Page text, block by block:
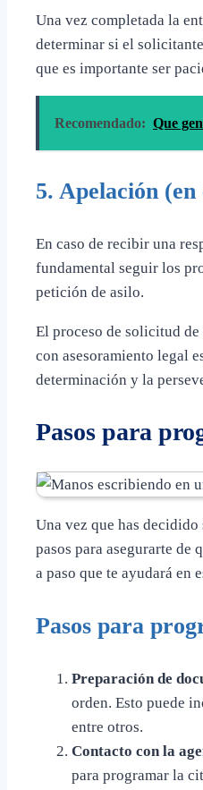
Una vez completada la
determinar si el
que es importante ser
Recomendado: Que
5. Apelación (en
En caso de recibir una
fundamental seguir los
petición de asilo.
El proceso de solicitud
con asesoramiento legal
determinación y la
Pasos para
Una vez que has
pasos para asegurarte de
a paso que te ayudará en
Pasos para
Preparación de
orden. Esto puede
entre otros.
Contacto con la
para programar la